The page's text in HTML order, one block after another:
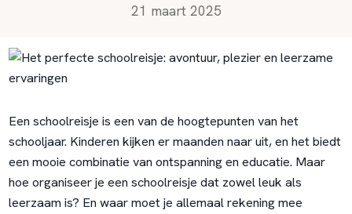
21 maart 2025
Een schoolreisje is een van de hoogtepunten van het
schooljaar. Kinderen kijken er maanden naar uit, en het biedt
een mooie combinatie van ontspanning en educatie. Maar
hoe organiseer je een schoolreisje dat zowel leuk als
leerzaam is? En waar moet je allemaal rekening mee